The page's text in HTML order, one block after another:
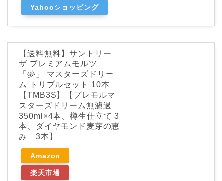
Yahooショッピング
【送料無料】サントリー
ザ プレミアムモルツ
「夢」 マスターズドリー
ム トリプルセット 10本
【TMB3S】【プレモルマ
スターズドリーム無濾過
350ml×4本、樽生仕立て 3
本、ダイヤモンド麦芽の恵
み 3本】
Amazon
楽天市場